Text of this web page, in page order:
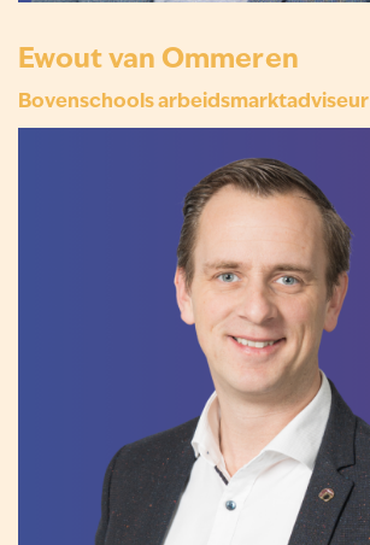
Ewout van Ommeren
Bovenschools arbeidsmarktadviseur